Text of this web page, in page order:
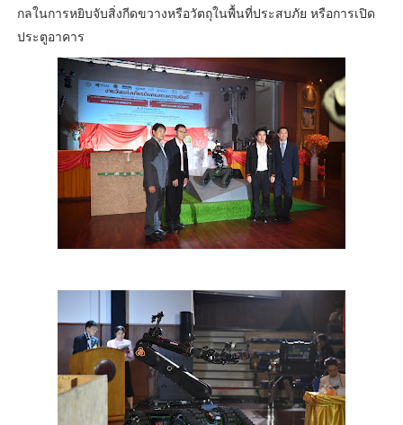
กลในการหยิบจับสิ่งกีดขวางหรือวัตถุในพื้นที่ประสบภัย หรือการเปิด
ประตูอาคาร